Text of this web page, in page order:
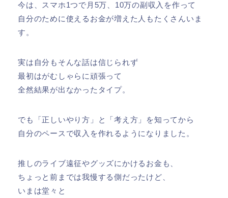
今は、スマホ1つで月5万、10万の副収入を作って
自分のために使えるお金が増えた人もたくさんいま
す。
実は自分もそんな話は信じられず
最初はがむしゃらに頑張って
全然結果が出なかったタイプ。
でも「正しいやり方」と「考え方」を知ってから
自分のペースで収入を作れるようになりました。
推しのライブ遠征やグッズにかけるお金も、
ちょっと前までは我慢する側だったけど、
いまは堂々と